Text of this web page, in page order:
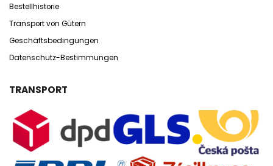
Bestellhistorie
Transport von Gütern
Geschäftsbedingungen
Datenschutz-Bestimmungen
TRANSPORT